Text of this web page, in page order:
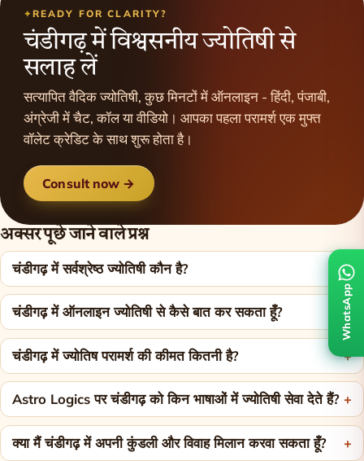
READY FOR CLARITY?
चंडीगढ़ में विश्वसनीय ज्योतिषी से
सलाह लें
सत्यापित वैदिक ज्योतिषी, कुछ मिनटों में ऑनलाइन - हिंदी, पंजाबी,
अंग्रेजी में चैट, कॉल या वीडियो। आपका पहला परामर्श एक मुफ्त
वॉलेट क्रेडिट के साथ शुरू होता है।
Consult now →
अक्सर पूछे जाने वाले प्रश्न
चंडीगढ़ में सर्वश्रेष्ठ ज्योतिषी कौन है?
चंडीगढ़ में ऑनलाइन ज्योतिषी से कैसे बात कर सकता हूँ?
चंडीगढ़ में ज्योतिष परामर्श की कीमत कितनी है?
Astro Logics पर चंडीगढ़ को किन भाषाओं में ज्योतिषी सेवा देते हैं?
क्या मैं चंडीगढ़ में अपनी कुंडली और विवाह मिलान करवा सकता हूँ?
WhatsApp